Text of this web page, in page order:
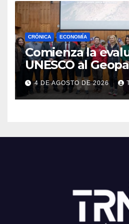
CRÓNICA ECONOMÍA
Comienza la
UNESCO al
Aspirante
Maule
4 DE AGOSTO DE 2026